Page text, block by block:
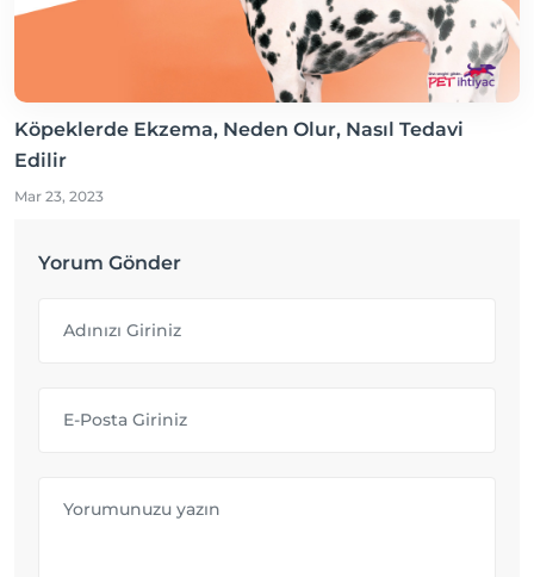
Köpeklerde Ekzema, Neden Olur, Nasıl Tedavi
Edilir
Mar 23, 2023
Yorum Gönder